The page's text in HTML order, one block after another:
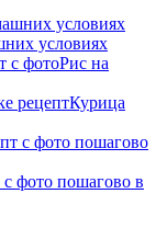
условиях
Рис на
Курица
фото пошагово в